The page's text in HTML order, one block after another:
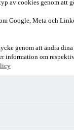
skatterna och
Engström ger
fler kan leva på
kvar". I fokus
av cookies genom att
Google, Meta och
genom att ändra
information om